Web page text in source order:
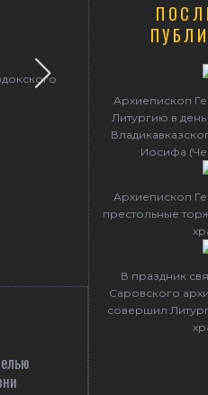
Архиепископ
Литургию в
Иосифа
Архиепископ
престольные
В праздник
Саровского
совершил